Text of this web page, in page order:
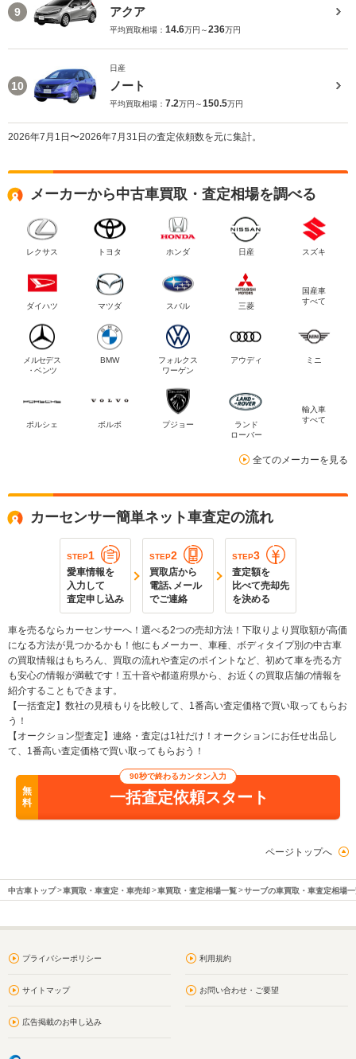
9 アクア
平均買取相場： 14.6万円～236万円
10
日産
ノート
平均買取相場： 7.2万円～150.5万円
2026年7月1日〜2026年7月31日の査定依頼数を元に集計。
メーカーから中古車買取・査定相場を調べる
レクサス トヨタ ホンダ 日産 スズキ
ダイハツ マツダ スバル 三菱
国産車
すべて
メルセデス
・ベンツ
BMW
フォルクス
ワーゲン
アウディ ミニ
ポルシェ ボルボ プジョー
ランド
ローバー
輸入車
すべて
全てのメーカーを見る
カーセンサー簡単ネット車査定の流れ
STEP1
愛車情報を
入力して
査定申し込み
STEP2
買取店から
電話､メール
でご連絡
STEP3
査定額を
比べて売却先
を決める
車を売るならカーセンサーへ！選べる2つの売却方法！下取りより買取額が高価
になる方法が見つかるかも！他にもメーカー、車種、ボディタイプ別の中古車
の買取情報はもちろん、買取の流れや査定のポイントなど、初めて車を売る方
も安心の情報が満載です！五十音や都道府県から、お近くの買取店舗の情報を
紹介することもできます。
【一括査定】数社の見積もりを比較して、1番高い査定価格で買い取ってもらお
う！
【オークション型査定】連絡・査定は1社だけ！オークションにお任せ出品し
て、1番高い査定価格で買い取ってもらおう！
無
料
90秒で終わるカンタン入力
一括査定依頼スタート
ページトップへ
中古車トップ 車買取・車査定・車売却 車買取・査定相場一覧 サーブの車買取・車査定相場
プライバシーポリシー 利用規約
サイトマップ お問い合わせ・ご要望
広告掲載のお申し込み